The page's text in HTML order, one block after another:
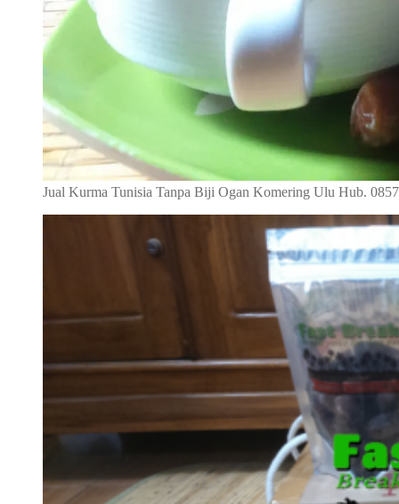
Jual Kurma Tunisia Tanpa Biji Ogan Komering Ulu Hub.